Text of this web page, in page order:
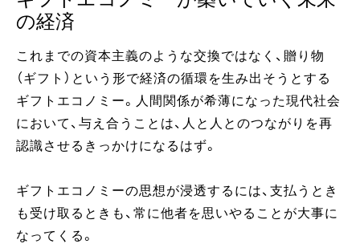
の経済
これまでの資本主義のような交換ではなく、贈り物
（ギフト）という形で経済の循環を生み出そうとする
ギフトエコノミー。人間関係が希薄になった現代社会
において、与え合うことは、人と人とのつながりを再
認識させるきっかけになるはず。
ギフトエコノミーの思想が浸透するには、支払うとき
も受け取るときも、常に他者を思いやることが大事に
なってくる。